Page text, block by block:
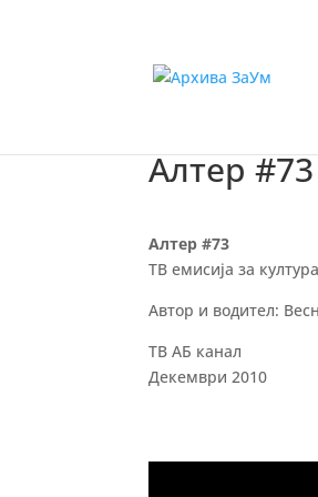
Алтер #73
Алтер #73
ТВ емисија за култура
Автор и водител:
ТВ АБ канал
Декември 2010